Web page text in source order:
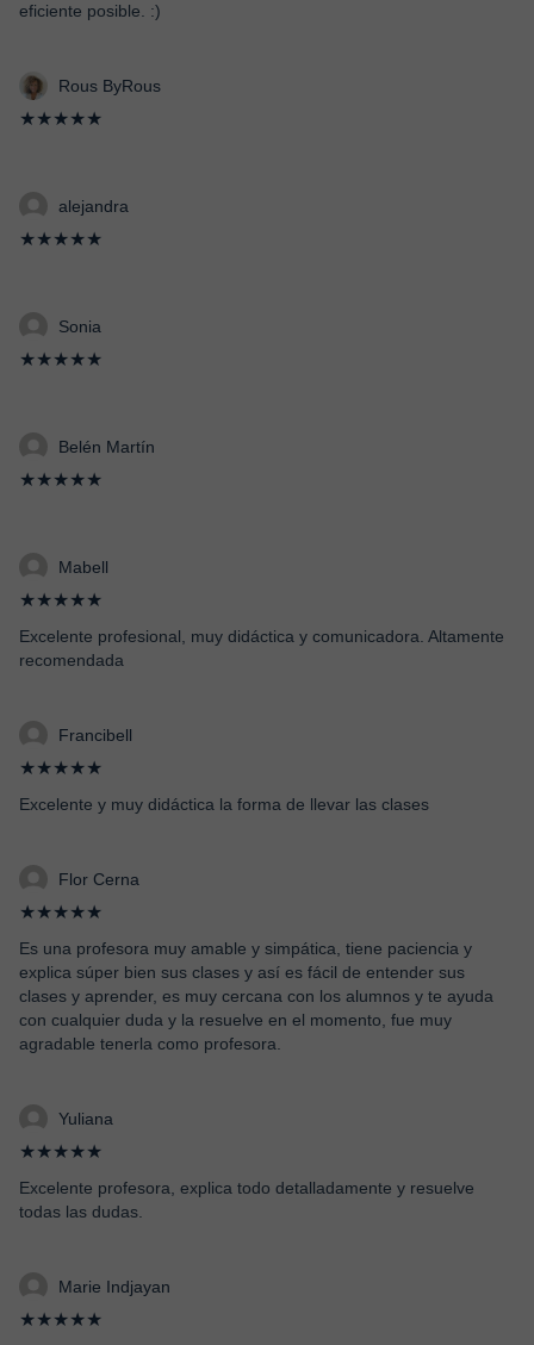
eficiente posible. :)
Rous ByRous
★★★★★
alejandra
★★★★★
Sonia
★★★★★
Belén Martín
★★★★★
Mabell
★★★★★
Excelente profesional, muy didáctica y comunicadora. Altamente
recomendada
Francibell
★★★★★
Excelente y muy didáctica la forma de llevar las clases
Flor Cerna
★★★★★
Es una profesora muy amable y simpática, tiene paciencia y
explica súper bien sus clases y así es fácil de entender sus
clases y aprender, es muy cercana con los alumnos y te ayuda
con cualquier duda y la resuelve en el momento, fue muy
agradable tenerla como profesora.
Yuliana
★★★★★
Excelente profesora, explica todo detalladamente y resuelve
todas las dudas.
Marie Indjayan
★★★★★